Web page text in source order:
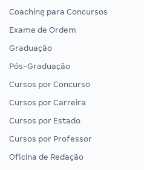
Coaching para Concursos
Exame de Ordem
Graduação
Pós-Graduação
Cursos por Concurso
Cursos por Carreira
Cursos por Estado
Cursos por Professor
Oficina de Redação